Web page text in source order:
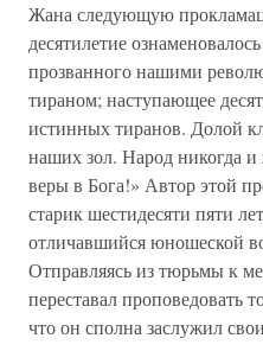
Жана следующую
десятилетие
прозванного нашими
тираном; наступающее
истинных тиранов. Долой
наших зол. Народ никогда и
веры в Бога!» Автор этой
старик шестидесяти пяти
отличавшийся юношеской
Отправляясь из тюрьмы к
переставал проповедовать
что он сполна заслужил